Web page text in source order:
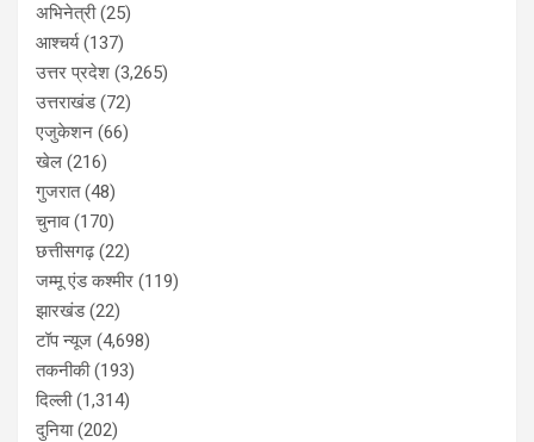
अभिनेत्री(25)
आश्चर्य(137)
उत्तर प्रदेश (3,265)
उत्तराखंड(72)
एजुकेशन (66)
खेल (216)
गुजरात(48)
चुनाव(170)
छत्तीसगढ़(22)
जम्मू एंड कश्मीर (119)
झारखंड(22)
टॉप न्यूज (4,698)
तकनीकी(193)
दिल्ली(1,314)
दुनिया(202)